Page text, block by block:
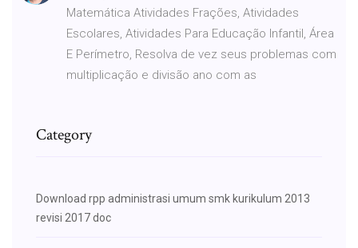
Matemática Atividades Frações, Atividades
Escolares, Atividades Para Educação Infantil, Área
E Perímetro, Resolva de vez seus problemas com
multiplicação e divisão ano com as
Category
Download rpp administrasi umum smk kurikulum 2013
revisi 2017 doc